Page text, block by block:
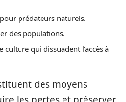
prédateurs naturels.
des populations.
culture qui dissuadent l’accès à
des moyens